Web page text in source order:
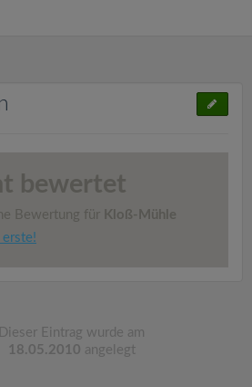
bewertet
Bewertung für Kloß-Mühle
erste!
Dieser Eintrag wurde am
18.05.2010 angelegt